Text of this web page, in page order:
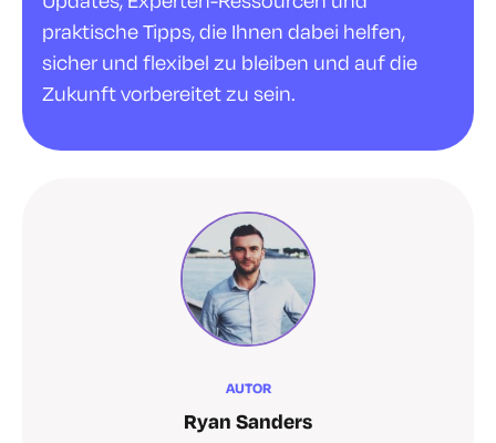
praktische Tipps, die Ihnen dabei helfen,
sicher und flexibel zu bleiben und auf die
Zukunft vorbereitet zu sein.
AUTOR
Ryan Sanders